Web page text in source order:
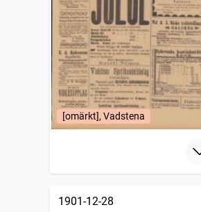
[omärkt], Vadstena
1901-12-28